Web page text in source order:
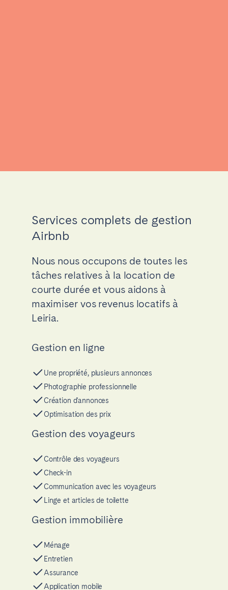
Services complets de gestion
Airbnb
Nous nous occupons de toutes les
tâches relatives à la location de
courte durée et vous aidons à
maximiser vos revenus locatifs à
Leiria.
Gestion en ligne
Une propriété, plusieurs annonces
Photographie professionnelle
Création d'annonces
Optimisation des prix
Gestion des voyageurs
Contrôle des voyageurs
Check-in
Communication avec les voyageurs
Linge et articles de toilette
Gestion immobilière
Ménage
Entretien
Assurance
Application mobile